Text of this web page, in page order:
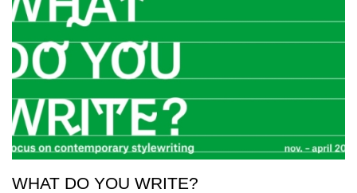
WHAT DO YOU WRITE?